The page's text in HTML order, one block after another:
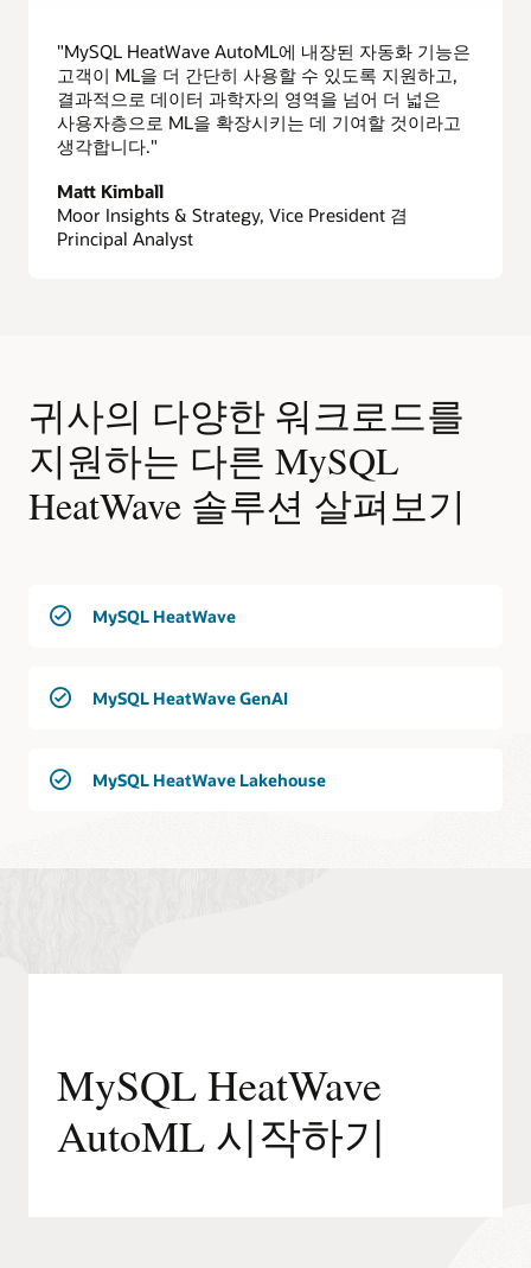
"MySQL HeatWave AutoML에 내장된 자동화 기능은
고객이 ML을 더 간단히 사용할 수 있도록 지원하고,
결과적으로 데이터 과학자의 영역을 넘어 더 넓은
사용자층으로 ML을 확장시키는 데 기여할 것이라고
생각합니다."
Matt Kimball
Moor Insights & Strategy, Vice President 겸
Principal Analyst
귀사의 다양한 워크로드를
지원하는 다른 MySQL
HeatWave 솔루션 살펴보기
MySQL HeatWave
MySQL HeatWave GenAI
MySQL HeatWave Lakehouse
MySQL HeatWave
AutoML 시작하기